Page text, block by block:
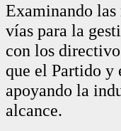
Examinando
vías para la
con los
que el Partido y
apoyando la
alcance.